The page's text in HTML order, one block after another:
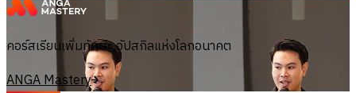
คอร์สเรียนเพิ่มทักษะ อัปสกิลแห่งโลกอนาคต
ANGA Mastery